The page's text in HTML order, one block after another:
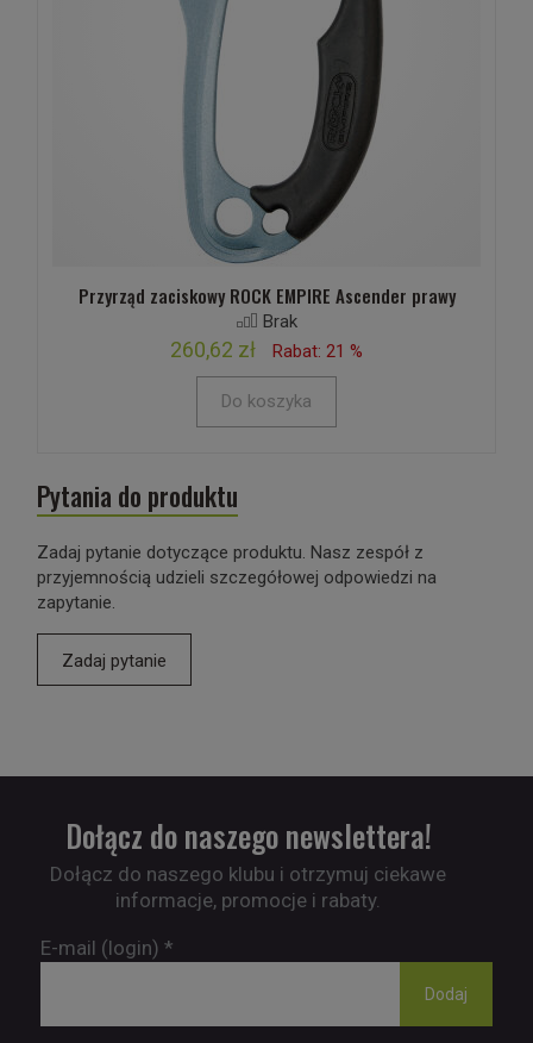
Przyrząd zaciskowy ROCK EMPIRE Ascender prawy
Brak
260,62 zł Rabat: 21 %
Do koszyka
Pytania do produktu
Zadaj pytanie dotyczące produktu. Nasz zespół z
przyjemnością udzieli szczegółowej odpowiedzi na
zapytanie.
Zadaj pytanie
Dołącz do naszego newslettera!
Dołącz do naszego klubu i otrzymuj ciekawe
informacje, promocje i rabaty.
E-mail (login) *